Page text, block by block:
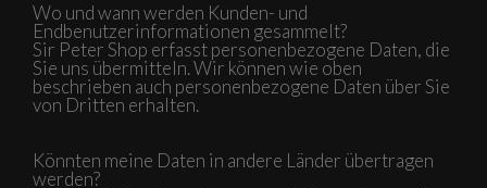
Wo und wann werden Kunden- und
Endbenutzerinformationen gesammelt?
Sir Peter Shop erfasst personenbezogene Daten, die
Sie uns übermitteln. Wir können wie oben
beschrieben auch personenbezogene Daten über Sie
von Dritten erhalten.
Könnten meine Daten in andere Länder übertragen
werden?